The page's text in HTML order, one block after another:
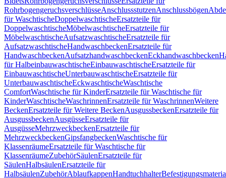
RohrbogengeruchsverschlüsseAnschlussstutzenAnschlussbögen
für WaschtischeDoppelwaschtischeErsatzteile für
DoppelwaschtischeMöbelwaschtischeErsatzteile für
MöbelwaschtischeAufsatzwaschtischeErsatzteile für
AufsatzwaschtischeHandwaschbeckenErsatzteile für
HandwaschbeckenAufsatzhandwaschbeckenEckhandwaschbecken
für HalbeinbauwaschtischeEinbauwaschtischeErsatzteile für
EinbauwaschtischeUnterbauwaschtischeErsatzteile für
UnterbauwaschtischeEckwaschtischeWaschtische
ComfortWaschtische für KinderErsatzteile für Waschtische für
KinderWaschtischeWaschrinnenErsatzteile für WaschrinnenWeitere
BeckenErsatzteile für Weitere BeckenAusgussbeckenErsatzteile für
AusgussbeckenAusgüsseErsatzteile für
AusgüsseMehrzweckbeckenErsatzteile für
MehrzweckbeckenGipsfangbeckenWaschtische für
KlassenräumeErsatzteile für Waschtische für
KlassenräumeZubehörSäulenErsatzteile für
SäulenHalbsäulenErsatzteile für
HalbsäulenZubehörAblaufkappenHandtuchhalter